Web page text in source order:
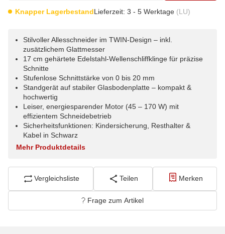
Knapper LagerbestandLieferzeit: 3 - 5 Werktage (LU)
Stilvoller Allesschneider im TWIN-Design – inkl.
zusätzlichem Glattmesser
17 cm gehärtete Edelstahl-Wellenschliffklinge für präzise
Schnitte
Stufenlose Schnittstärke von 0 bis 20 mm
Standgerät auf stabiler Glasbodenplatte – kompakt &
hochwertig
Leiser, energiesparender Motor (45 – 170 W) mit
effizientem Schneidebetrieb
Sicherheitsfunktionen: Kindersicherung, Resthalter &
Kabel in Schwarz
Mehr Produktdetails
Vergleichsliste Teilen Merken
Frage zum Artikel